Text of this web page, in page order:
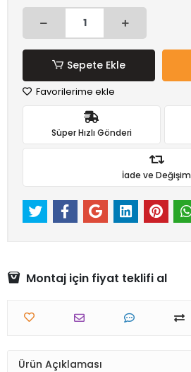
Sepete Ekle
Favorilerime ekle
Süper Hızlı Gönderi
İade ve Değişim
Montaj için fiyat teklifi al
Ürün Açıklaması